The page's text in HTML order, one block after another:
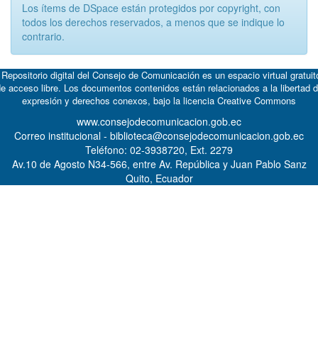
Los ítems de DSpace están protegidos por copyright, con
todos los derechos reservados, a menos que se indique lo
contrario.
digital del Consejo de Comunicación es un espacio virtual
acceso libre. Los documentos contenidos están relacionados a la libertad
expresión y derechos conexos, bajo la licencia Creative Commons
www.consejodecomunicacion.gob.ec
Correo institucional - biblioteca@consejodecomunicacion.gob.ec
Teléfono: 02-3938720, Ext. 2279
Av.10 de Agosto N34-566, entre Av. República y Juan Pablo Sanz
Quito, Ecuador